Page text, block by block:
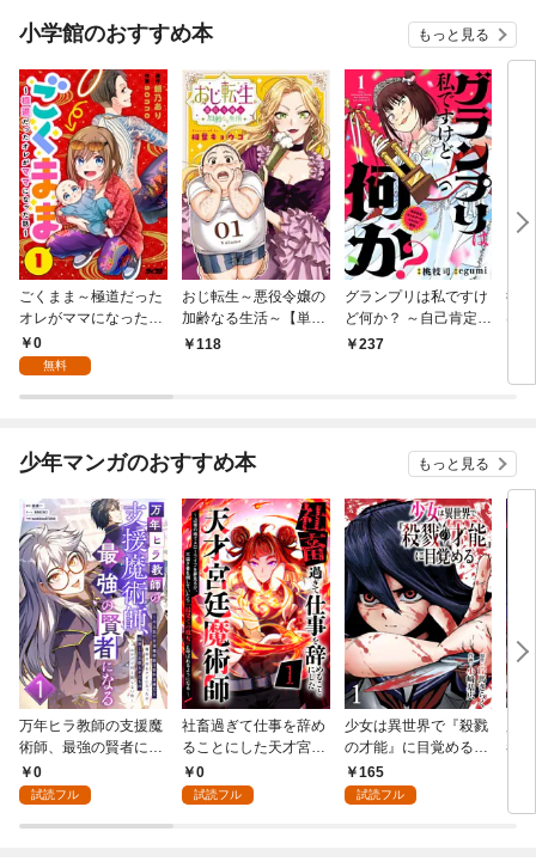
小学館のおすすめ本 もっと見る
ごくまま～極道だった
オレがママになった話
～【単話】（１）
0
無料
おじ転生～悪役令嬢の
加齢なる生活～【単
話】（１）
118
グランプリは私ですけ
ど何か？ ～自己肯定モ
ンスターのミスコン無
237
後
は
少年マンガのおすすめ本 もっと見る
万年ヒラ教師の支援魔
術師、最強の賢者にな
る～不人気の支援魔術
師は給料泥棒だと魔術
が、出世した元教え子
0
試読フル
社畜過ぎて仕事を辞め
ることにした天才宮廷
魔術師～辺境の地でス
ローライフを夢見る
0
試読フル
少女は異世界で『殺戮
の才能』に目覚める
(話売り) #1
165
試読フル
者